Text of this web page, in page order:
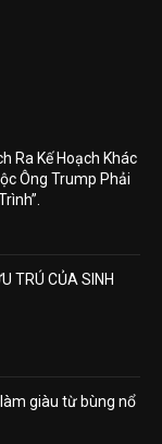
Ra Kế Hoạch Khác
Ông Trump Phải
TRÚ CỦA SINH
giàu từ bùng nổ